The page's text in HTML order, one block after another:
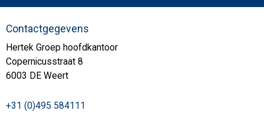
Contactgegevens
Hertek Groep hoofdkantoor
Copernicusstraat 8
6003 DE Weert
+31 (0)495 584111